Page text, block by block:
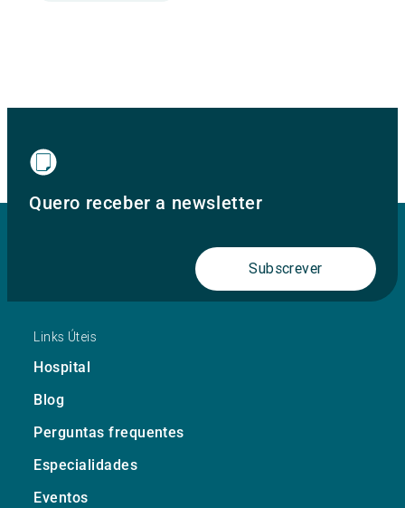
Quero receber a newsletter
Subscrever
Links Úteis
Hospital
Blog
Perguntas frequentes
Especialidades
Eventos